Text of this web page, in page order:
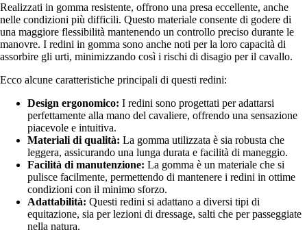
Realizzati in gomma resistente, offrono una presa eccellente, anche
nelle condizioni più difficili. Questo materiale consente di godere di
una maggiore flessibilità mantenendo un controllo preciso durante le
manovre. I redini in gomma sono anche noti per la loro capacità di
assorbire gli urti, minimizzando così i rischi di disagio per il cavallo.
Ecco alcune caratteristiche principali di questi redini:
Design ergonomico: I redini sono progettati per adattarsi
perfettamente alla mano del cavaliere, offrendo una sensazione
piacevole e intuitiva.
Materiali di qualità: La gomma utilizzata è sia robusta che
leggera, assicurando una lunga durata e facilità di maneggio.
Facilità di manutenzione: La gomma è un materiale che si
pulisce facilmente, permettendo di mantenere i redini in ottime
condizioni con il minimo sforzo.
Adattabilità: Questi redini si adattano a diversi tipi di
equitazione, sia per lezioni di dressage, salti che per passeggiate
nella natura.